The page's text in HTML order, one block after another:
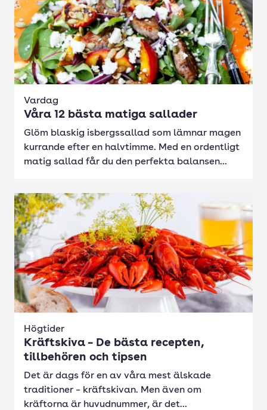
Vardag
Våra 12 bästa matiga sallader
Glöm blaskig isbergssallad som lämnar magen
kurrande efter en halvtimme. Med en ordentligt
matig sallad får du den perfekta balansen...
Högtider
Kräftskiva – De bästa recepten,
tillbehören och tipsen
Det är dags för en av våra mest älskade
traditioner – kräftskivan. Men även om
kräftorna är huvudnummer, är det...